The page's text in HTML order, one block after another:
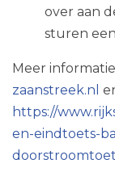
over aan
sturen
Meer
zaanstreek.nl
https://
en-eindtoets-